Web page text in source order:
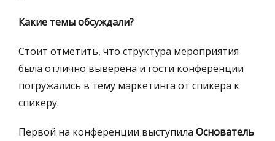
Какие темы обсуждали?
Стоит отметить, что структура мероприятия
была отлично выверена и гости конференции
погружались в тему маркетинга от спикера к
спикеру.
Первой на конференции выступила Основатель